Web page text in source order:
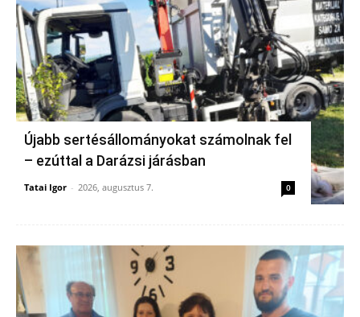
Újabb sertésállományokat számolnak fel
– ezúttal a Darázsi járásban
Tatai Igor - 2026, augusztus 7. 0